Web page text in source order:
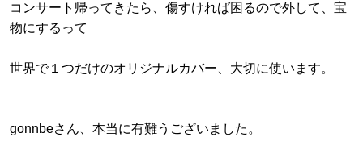
コンサート帰ってきたら、傷すければ困るので外して、宝
物にするって
世界で１つだけのオリジナルカバー、大切に使います。
gonnbeさん、本当に有難うございました。